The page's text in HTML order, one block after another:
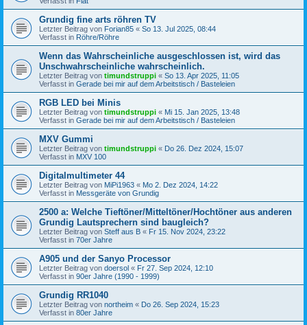
Grundig fine arts röhren TV
Letzter Beitrag von Forian85 « So 13. Jul 2025, 08:44
Verfasst in Röhre/Röhre
Wenn das Wahrscheinliche ausgeschlossen ist, wird das
Unschwahrscheinliche wahrscheinlich.
Letzter Beitrag von timundstruppi « So 13. Apr 2025, 11:05
Verfasst in Gerade bei mir auf dem Arbeitstisch / Basteleien
RGB LED bei Minis
Letzter Beitrag von timundstruppi « Mi 15. Jan 2025, 13:48
Verfasst in Gerade bei mir auf dem Arbeitstisch / Basteleien
MXV Gummi
Letzter Beitrag von timundstruppi « Do 26. Dez 2024, 15:07
Verfasst in MXV 100
Digitalmultimeter 44
Letzter Beitrag von MiPi1963 « Mo 2. Dez 2024, 14:22
Verfasst in Messgeräte von Grundig
2500 a: Welche Tieftöner/Mitteltöner/Hochtöner aus anderen
Grundig Lautsprechern sind baugleich?
Letzter Beitrag von Steff aus B « Fr 15. Nov 2024, 23:22
Verfasst in 70er Jahre
A905 und der Sanyo Processor
Letzter Beitrag von doersol « Fr 27. Sep 2024, 12:10
Verfasst in 90er Jahre (1990 - 1999)
Grundig RR1040
Letzter Beitrag von northeim « Do 26. Sep 2024, 15:23
Verfasst in 80er Jahre